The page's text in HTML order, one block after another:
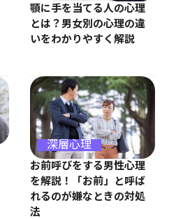
顎に手を当てる人の心理
とは？男女別の心理の違
いをわかりやすく解説
深層心理
お前呼びをする男性心理
を解説！「お前」と呼ば
れるのが嫌なときの対処
法